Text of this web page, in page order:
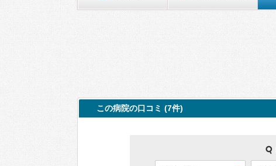
この病院の口コミ (7件)